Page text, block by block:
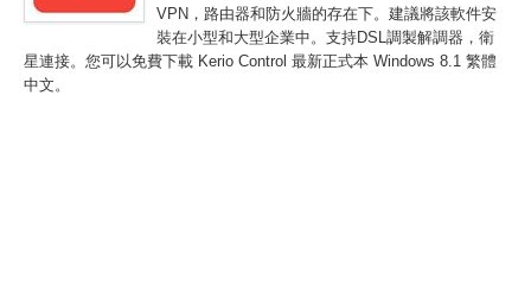
VPN，路由器和防火牆的存在下。建議將該軟件安
裝在小型和大型企業中。支持DSL調製解調器，衛
星連接。您可以免費下載 Kerio Control 最新正式本 Windows 8.1 繁體
中文。